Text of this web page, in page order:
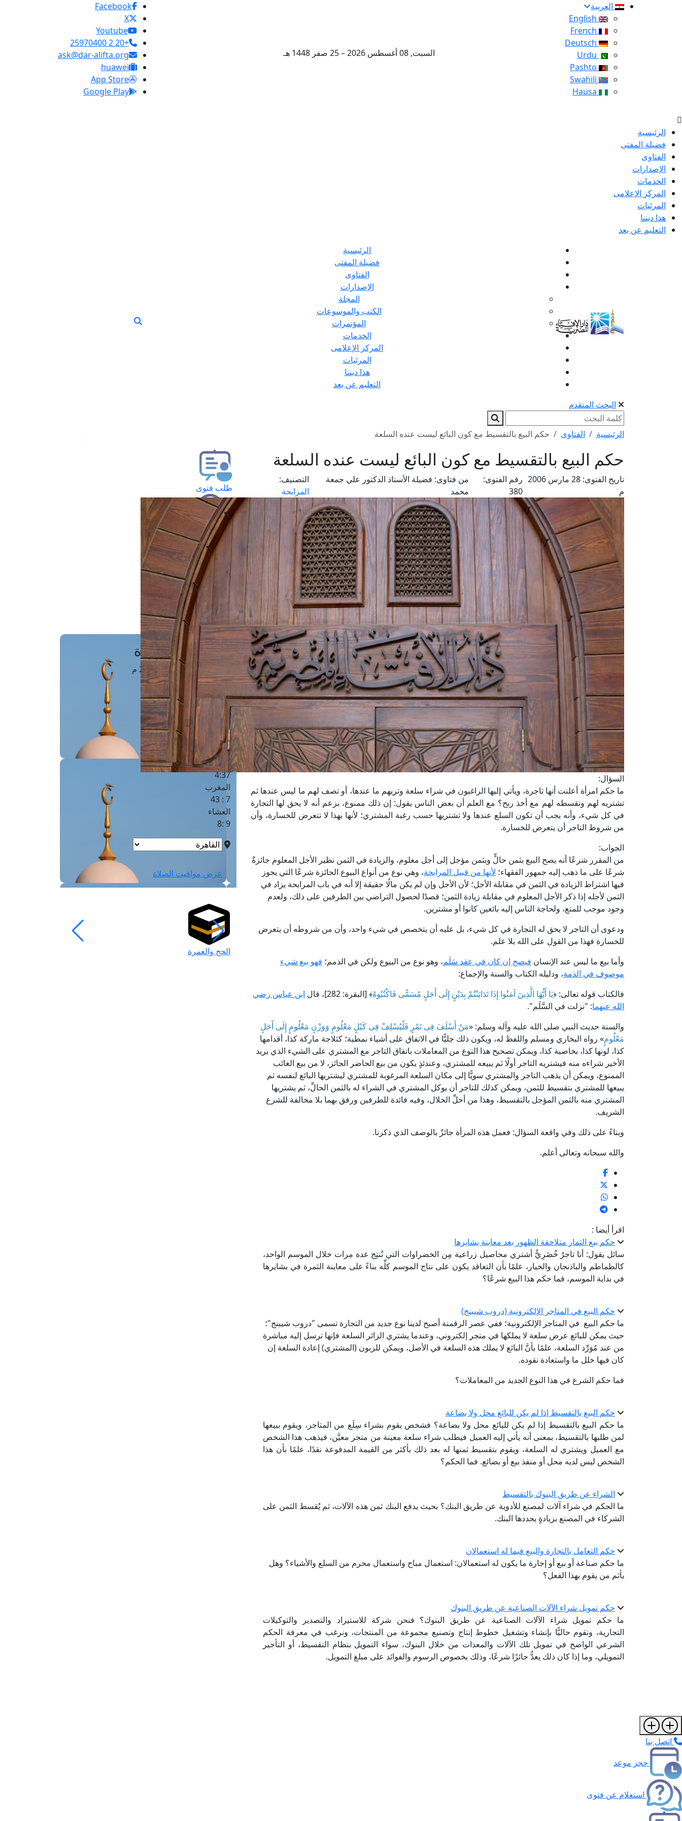
العربية
السبت, 08 أغسطس 2026 – 25 صفر 1448 هـ
Facebook
X
Youtube
+20 2 25970400
ask@dar-alifta.org
huawei
App Store
Google Play
الرئيسية
فضيلة المفتى
الفتاوى
الإصدارات
الخدمات
المركز الإعلامى
المرئيات
هذا ديننا
التعليم عن بعد
الرئيسية
فضيلة المفتى
الفتاوى
الإصدارات
المجلة
الكتب والموسوعات
المؤتمرات
الخدمات
المركز الإعلامى
المرئيات
هذا ديننا
التعليم عن بعد
البحث المتقدم
الرئيسية الفتاوى حكم البيع بالتقسيط مع كون البائع ليست عنده السلعة
حكم البيع بالتقسيط مع كون البائع ليست عنده السلعة
تاريخ الفتوى:
28 مارس 2006
م
رقم الفتوى:
380
من فتاوى: فضيلة الأستاذ الدكتور علي جمعة
محمد
التصنيف:
المرابحة
السؤال:
ما حكم امرأة أعلنت أنها تاجرة، ويأتي إليها الراغبون في شراء سلعة وتريهم ما عندها، أو تصف لهم ما ليس عندها ثم
تشتريه لهم وتقسطه لهم مع أخذ ربح؟ مع العلم أن بعض الناس يقول: إن ذلك ممنوع، بزعم أنه لا يحق لها التجارة
في كل شيء، وأنه يجب أن تكون السلع عندها ولا تشتريها حسب رغبة المشتري؛ لأنها بهذا لا تتعرض للخسارة، وأن
من شروط التاجر أن يتعرض للخسارة.
الجواب:
من المقرر شرعًا أنه يصح البيع بثمن حالٍّ وبثمن مؤجل إلى أجل معلوم، والزيادة في الثمن نظير الأجل المعلوم جائزةٌ
شرعًا على ما ذهب إليه جمهور الفقهاء؛ لأنها من قبيل المرابحة، وهي نوع من أنواع البيوع الجائزة شرعًا التي يجوز
فيها اشتراط الزيادة في الثمن في مقابلة الأجل؛ لأن الأجل وإن لم يكن مالًا حقيقة إلا أنه في باب المرابحة يزاد في
الثمن لأجله إذا ذكر الأجل المعلوم في مقابلة زيادة الثمن؛ قصدًا لحصول التراضي بين الطرفين على ذلك، ولعدم
وجود موجب للمنع، ولحاجة الناس إليه بائعين كانوا أو مشترين.
ودعوى أن التاجر لا يحق له التجارة في كل شيء، بل عليه أن يتخصص في شيء واحد، وأن من شروطه أن يتعرض
للخسارة فهذا من القول على الله بلا علم.
وأما بيع ما ليس عند الإنسان فيصح إن كان في عقد سَلَم، وهو نوع من البيوع ولكن في الذمم؛ فهو بيع شيء
موصوف في الذمة، ودليله الكتاب والسنة والإجماع:
فالكتاب قوله تعالى: ﴿يَا أَيُّهَا الَّذِينَ آمَنُوا إِذَا تَدَايَنْتُمْ بِدَيْنٍ إِلَى أَجَلٍ مُسَمًّى فَاكْتُبُوهُ﴾ [البقرة: 282]، قال
ابن عباس رضي
الله عنهما: "نزلت في السَّلَم".
والسنة حديث النبي صلى الله عليه وآله وسلم: «مَنْ أَسْلَفَ فِى تَمْرٍ فَلْيُسْلِفْ فِى كَيْلٍ مَعْلُومٍ وَوَزْنٍ مَعْلُومٍ إِلَى أَجَلٍ
مَعْلُومٍ» رواه البخاري ومسلم واللفظ له، ويكون ذلك جليًّا في الاتفاق على أشياء نمطية؛ كثلاجة ماركة كذا، أقدامها
كذا، لونها كذا، بخاصية كذا، ويمكن تصحيح هذا النوع من المعاملات باتفاق التاجر مع المشتري على الشيء الذي يريد
الأخير شراءه منه فيشتريه التاجر أولًا ثم يبيعه للمشتري، وعندئذٍ يكون من بيع الحاضر الجائز، لا من بيع الغائب
الممنوع، ويمكن أن يذهب التاجر والمشتري سويًّا إلى مكان السلعة المرغوبة للمشتري ليشتريها البائع لنفسه ثم
يبيعها للمشتري بتقسيط للثمن، ويمكن كذلك للتاجر أن يوكل المشتري في الشراء له بالثمن الحالِّ، ثم يشتريها
المشتري منه بالثمن المؤجل بالتقسيط، وهذا من أحلِّ الحلال، وفيه فائدة للطرفين ورفق بهما بلا مخالفة للشرع
الشريف.
وبناءً على ذلك وفي واقعة السؤال: فعمل هذه المرأة جائزٌ بالوصف الذي ذكرنا.
والله سبحانه وتعالى أعلم.
اقرأ أيضا :
حكم بيع الثمار متلاحقة الظهور بعد معاينة بشايرها
سائل يقول: أنا تاجرٌ خُضَرِيٌّ أشتري محاصيل زراعية مِن الخضراوات التي تُنتِج عدة مرات خلال الموسم الواحد،
كالطماطم والباذنجان والخيار، علمًا بأن التعاقد يكون على نتاج الموسم كلِّه بناءً على معاينة الثمرة في بشايرها
في بداية الموسم، فما حكم هذا البيع شرعًا؟
حكم البيع في المتاجر الإلكترونية (دروب شيبنج)
ما حكم البيع في المتاجر الإلكترونية؛ ففي عصر الرقمنة أصبح لدينا نوع جديد من التجارة تسمى "دروب شيبنج"؛
حيث يمكن للبائع عرض سلعة لا يملكها في متجر إلكتروني، وعندما يشتري الزائر السلعة فإنها ترسل إليه مباشرة
من عند مُوَرِّد السلعة، علمًا بأنَّ البائع لا يملك هذه السلعة في الأصل، ويمكن للزبون (المشتري) إعادة السلعة إن
كان فيها خلل ما واستعادة نقوده.
فما حكم الشرع في هذا النوع الجديد من المعاملات؟
حكم البيع بالتقسيط إذا لم يكن للبائع محل ولا بضاعة
ما حكم البيع بالتقسيط إذا لم يكن للبائع محل ولا بضاعة؟ فشخص يقوم بشراء سِلَع من المتاجر، ويقوم ببيعها
لمن طلبها بالتقسيط، بمعنى أنه يأتي إليه العميل فيطلب شراء سلعة معينة من متجر معيَّن، فيذهب هذا الشخص
مع العميل ويشتري له السلعة، ويقوم بتقسيط ثمنها له بعد ذلك بأكثر من القيمة المدفوعة نقدًا، علمًا بأن هذا
الشخص ليس لديه محل أو منفذ بيع أو بضائع. فما الحكم؟
الشراء عن طريق البنوك بالتقسيط
ما الحكم في شراء آلات لمصنع للأدوية عن طريق البنك؟ بحيث يدفع البنك ثمن هذه الآلات، ثم يُقسط الثمن على
الشركاء في المصنع بزيادةٍ يحددها البنك.
حكم التعامل بالتجارة والبيع فيما له استعمالان
ما حكم صناعة أو بيع أو إجارة ما يكون له استعمالان: استعمال مباح واستعمال محرم من السلع والأشياء؟ وهل
يأثم من يقوم بهذا الفعل؟
حكم تمويل شراء الآلات الصناعية عن طريق البنوك
ما حكم تمويل شراء الآلات الصناعية عن طريق البنوك؟ فنحن شركة للاستيراد والتصدير والتوكيلات
التجارية، ونقوم حاليًّا بإنشاء وتشغيل خطوط إنتاج وتصنيع مجموعة من المنتجات، ونرغب في معرفة الحكم
الشرعي الواضح في تمويل تلك الآلات والمعدات من خلال البنوك، سواء التمويل بنظام التقسيط، أو التأجير
التمويلي، وما إذا كان ذلك يعدُّ جائزًا شرعًا، وذلك بخصوص الرسوم والفوائد على مبلغ التمويل.
طلب فتوى
استعلام عن فتوى
حجز موعد
الفتوى الهاتفية
مَواقِيتُ الصَّـــلاة
القاهرة · 08 أغسطس 2026 م
4 :42
الشروق
6 :18
الظهر
1 : 1
العصر
4:37
المغرب
7 : 43
العشاء
9 :8
عرض مواقيت الصلاة
الحج والعمرة
اتصل بنا
حجز موعد
استعلام عن فتوى